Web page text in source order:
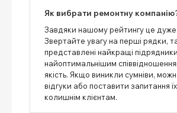
Як вибрати ремонтну
Завдяки нашому рейтингу це дуже
Звертайте увагу на перші рядки,
представлені найкращі
найоптимальнішим
якість. Якщо виникли сумніви,
відгуки або поставити запитання
колишнім клієнтам.